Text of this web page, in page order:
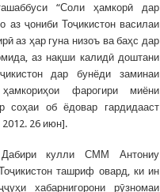
“Соли ҳамкорӣ дар
аз ҷониби Тоҷикистон василаи
аз ҳар гуна низоъ ва баҳс дар
аз нақши калидӣ доштани
дар бунёди заминаи
фарогири миёни
соҳаи об ёдовар гардидааст
2012. 26 июн].
кулли СММ Антониу
ташриф овард, ки ин
хабарнигорони рӯзномаи